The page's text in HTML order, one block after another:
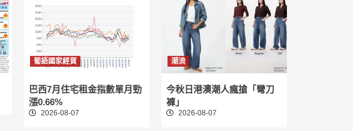
葡語國家經貿
巴西7月住宅租金指數單月勁
漲0.66%
2026-08-07
潮流
今秋日港澳潮人瘋搶「彎刀
褲」
2026-08-07